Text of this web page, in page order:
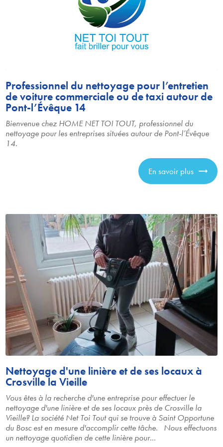
Professionnel du nettoyage pour l’entretien
de voiture commerciale ou de taxi autour de
Pont-l’Évêque 14
Bienvenue chez HOME NET TOI TOUT, professionnel du
nettoyage pour les entreprises situées autour de Pont-l’Évêque
14.
En savoir plus
Nettoyage d'une linière et de ses locaux à
Crosville la Vieille
Vous êtes à la recherche d'une entreprise pour effectuer le
nettoyage d'une linière et de ses locaux près de Crosville la
Vieille? La société Net Toi Tout qui se trouve à Saint Opportune
du Bosc est en mesure d'accomplir cette tâche. Nous effectuons
un nettoyage quotidien de cette linière pour...